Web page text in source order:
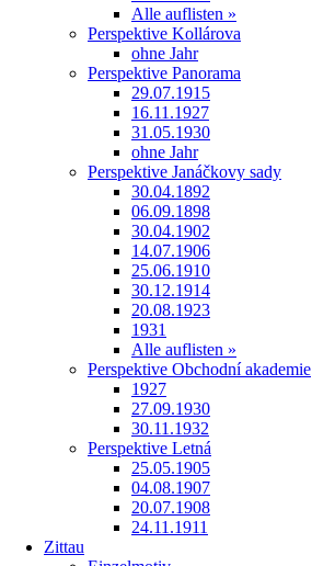
Alle auflisten »
Perspektive Kollárova
ohne Jahr
Perspektive Panorama
29.07.1915
16.11.1927
31.05.1930
ohne Jahr
Perspektive Janáčkovy sady
30.04.1892
06.09.1898
30.04.1902
14.07.1906
25.06.1910
30.12.1914
20.08.1923
1931
Alle auflisten »
Perspektive Obchodní akademie
1927
27.09.1930
30.11.1932
Perspektive Letná
25.05.1905
04.08.1907
20.07.1908
24.11.1911
Zittau